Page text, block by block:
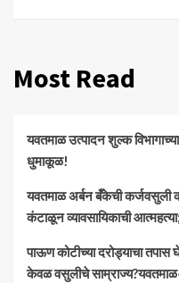
Most Read
यवतमाळ उत्पादन शुल्क
धुमाकूळ!
​यवतमाळ अर्बन बँकेची कर्जवसुली
कंटाळून व्यावसायिकाची आत्महत्या;
पाऊण कोटीच्या दरोड्याचा
केवळ वसुलीचे